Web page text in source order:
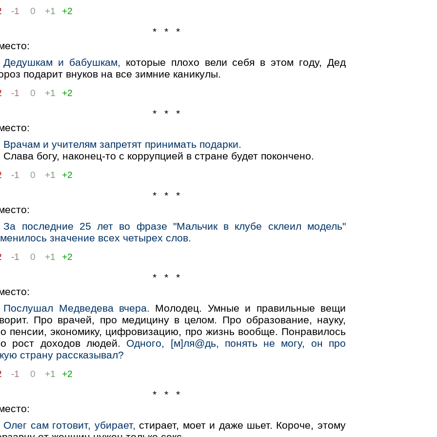
-1 0 +1 +2
* * *
Дедушкам и бабушкам, которые плохо вели себя в этом году, Дед
подарит внуков на все зимние каникулы.
-1 0 +1 +2
* * *
Врачам и учителям запретят принимать подарки.
Слава богу, наконец-то с коррупцией в стране будет покончено.
-1 0 +1 +2
* * *
За последние 25 лет во фразе "Мальчик в клубе склеил модель"
значение всех четырех слов.
-1 0 +1 +2
* * *
Послушал Медведева вчера.
Молодец. Умные и правильные вещи
Про врачей, про медицину в целом. Про образование, науку,
пенсии, экономику, цифровизацию, про жизнь вообще. Понравилось
рост доходов людей. Одного, [м]ля@дь, понять не могу, он про
страну рассказывал?
-1 0 +1 +2
* * *
Олег сам готовит, убирает, стирает, моет и даже шьет. Короче, этому